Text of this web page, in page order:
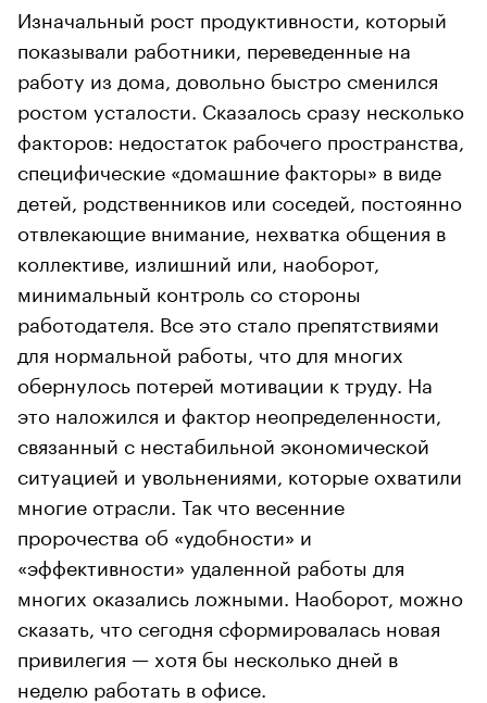
Изначальный рост продуктивности, который
показывали работники, переведенные на
работу из дома, довольно быстро сменился
ростом усталости. Сказалось сразу несколько
факторов: недостаток рабочего пространства,
специфические «домашние факторы» в виде
детей, родственников или соседей, постоянно
отвлекающие внимание, нехватка общения в
коллективе, излишний или, наоборот,
минимальный контроль со стороны
работодателя. Все это стало препятствиями
для нормальной работы, что для многих
обернулось потерей мотивации к труду. На
это наложился и фактор неопределенности,
связанный с нестабильной экономической
ситуацией и увольнениями, которые охватили
многие отрасли. Так что весенние
пророчества об «удобности» и
«эффективности» удаленной работы для
многих оказались ложными. Наоборот, можно
сказать, что сегодня сформировалась новая
привилегия — хотя бы несколько дней в
неделю работать в офисе.